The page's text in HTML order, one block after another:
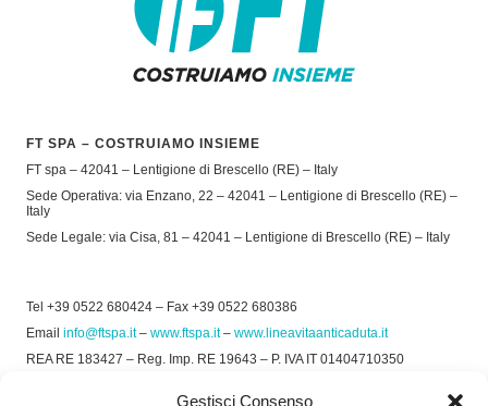
Gestisci Consenso
FT SPA – COSTRUIAMO INSIEME
FT spa – 42041 – Lentigione di Brescello (RE) – Italy
Sede Operativa: via Enzano, 22 – 42041 – Lentigione di Brescello (RE) –
Italy
Sede Legale: via Cisa, 81 – 42041 – Lentigione di Brescello (RE) – Italy
Tel +39 0522 680424 – Fax +39 0522 680386
Email info@ftspa.it– www.ftspa.it– www.lineavitaanticaduta.it
REA RE 183427 – Reg. Imp. RE 19643 – P. IVA IT 01404710350